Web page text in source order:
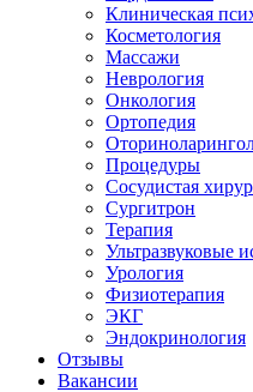
Клиническая
Косметология
Массажи
Неврология
Онкология
Ортопедия
Процедуры
Сосудистая
Сургитрон
Терапия
Ультразвуковые
Урология
Физиотерапия
ЭКГ
Эндокринология
Отзывы
Вакансии